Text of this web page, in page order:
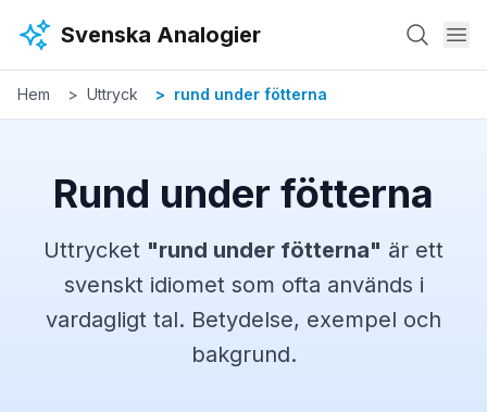
Svenska Analogier
Hem Uttryck rund under fötterna
Rund under fötterna
Uttrycket "rund under fötterna" är ett
svenskt idiomet som ofta används i
vardagligt tal. Betydelse, exempel och
bakgrund.